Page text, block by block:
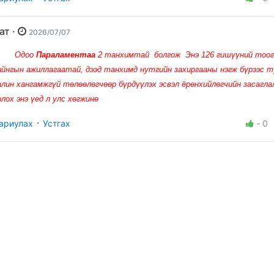
Бат · 2026/07/07
Параламентаа 2 танхимтай болгож Энэ 126 гишүүний
ажиллагаатай, дээд танхимд нутгийн захиргааны нэгж бүрээс
хангамжгүй төлөөлөгчөөр бүрдүүлэх эсвэл ёрөнхийлөгчийн
энэ үед л улс хөгжинө
· Устгах - 0